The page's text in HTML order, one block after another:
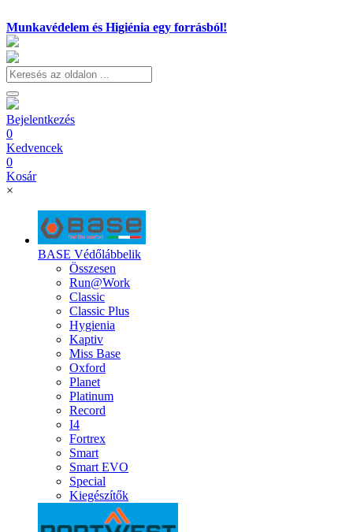
Munkavédelem és Higiénia egy forrásból!
Bejelentkezés
0
Kedvencek
0
Kosár
×
BASE Védőlábbelik
Összesen
Run@Work
Classic
Classic Plus
Hygienia
Kaptiv
Miss Base
Oxford
Planet
Platinum
Record
I4
Fortrex
Smart
Smart EVO
Special
Kiegészítők